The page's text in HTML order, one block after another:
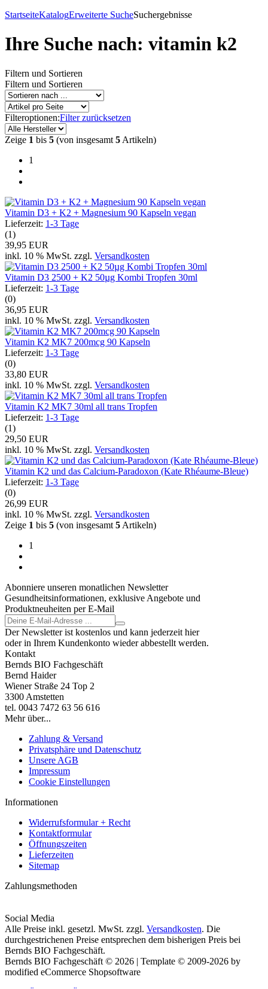
StartseiteKatalogErweiterte SucheSuchergebnisse
Ihre Suche nach: vitamin k2
Filtern und Sortieren
Filtern und Sortieren
Filteroptionen:Filter zurücksetzen
Zeige 1 bis 5 (von insgesamt 5 Artikeln)
1
Vitamin D3 + K2 + Magnesium 90 Kapseln vegan
Lieferzeit: 1-3 Tage
(1)
39,95 EUR
inkl. 10 % MwSt. zzgl. Versandkosten
Vitamin D3 2500 + K2 50µg Kombi Tropfen 30ml
Lieferzeit: 1-3 Tage
(0)
36,95 EUR
inkl. 10 % MwSt. zzgl. Versandkosten
Vitamin K2 MK7 200mcg 90 Kapseln
Lieferzeit: 1-3 Tage
(0)
33,80 EUR
inkl. 10 % MwSt. zzgl. Versandkosten
Vitamin K2 MK7 30ml all trans Tropfen
Lieferzeit: 1-3 Tage
(1)
29,50 EUR
inkl. 10 % MwSt. zzgl. Versandkosten
Vitamin K2 und das Calcium-Paradoxon (Kate Rhéaume-Bleue)
Lieferzeit: 1-3 Tage
(0)
26,99 EUR
inkl. 10 % MwSt. zzgl. Versandkosten
Zeige 1 bis 5 (von insgesamt 5 Artikeln)
1
Abonniere unseren monatlichen Newsletter
Gesundheitsinformationen, exklusive Angebote und
Produktneuheiten per E-Mail
Der Newsletter ist kostenlos und kann jederzeit hier
oder in Ihrem Kundenkonto wieder abbestellt werden.
Kontakt
Bernds BIO Fachgeschäft
Bernd Haider
Wiener Straße 24 Top 2
3300 Amstetten
tel. 0043 7472 63 56 616
Mehr über...
Zahlung & Versand
Privatsphäre und Datenschutz
Unsere AGB
Impressum
Cookie Einstellungen
Informationen
Widerrufsformular + Recht
Kontaktformular
Öffnungszeiten
Lieferzeiten
Sitemap
Zahlungsmethoden
Social Media
Alle Preise inkl. gesetzl. MwSt. zzgl. Versandkosten. Die
durchgestrichenen Preise entsprechen dem bisherigen Preis bei
Bernds BIO Fachgeschäft.
Bernds BIO Fachgeschäft © 2026 | Template © 2009-2026 by
modified eCommerce Shopsoftware